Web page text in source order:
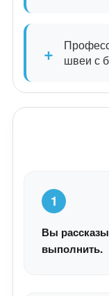
+
швеи с
1
Вы
выполнить.